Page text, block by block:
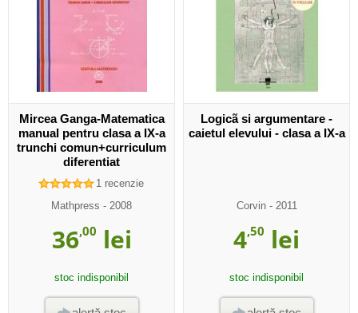
Mircea Ganga-Matematica
manual pentru clasa a IX-a
trunchi comun+curriculum
diferentiat
1recenzie
Mathpress - 2008
36,00 lei
stoc indisponibil
Logicã si argumentare -
caietul elevului - clasa a IX-a
Corvin- 2011
4,50 lei
stoc indisponibil